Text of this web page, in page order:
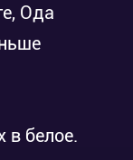
Ода
белое.